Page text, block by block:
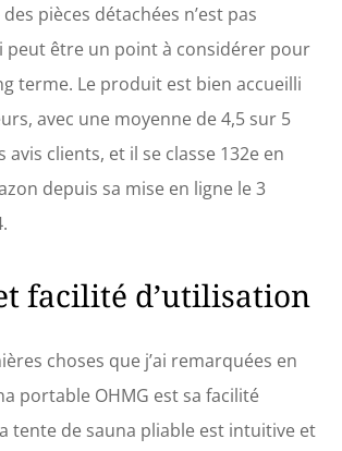
plus, le kit est doté d'une
protection contre la
surchauffe et d'une
conception sans chaleur
sèche pour garantir une
sécurité d'utilisation
optimale. 【Tente de sauna
à fermeture éclair et
rangement
fabriqué à partir de tissu
imperméable doux au
des fenêtres et des portes à
fermeture éclair pour
garantir une bonne
circulation de l'air et un
pièces détachées n’est pas
peut être un point à considérer pour
terme. Le produit est bien accueilli
avec une moyenne de 4,5 sur 5
avis clients, et il se classe 132e en
depuis sa mise en ligne le 3
facilité d’utilisation
choses que j’ai remarquées en
portable OHMG est sa facilité
tente de sauna pliable est intuitive et